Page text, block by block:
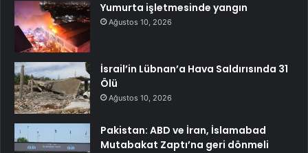
Yumurta işletmesinde yangın
Ağustos 10, 2026
İsrail’in Lübnan’a Hava Saldırısında 31
Ölü
Ağustos 10, 2026
Pakistan: ABD ve İran, İslamabad
Mutabakat Zaptı’na geri dönmeli